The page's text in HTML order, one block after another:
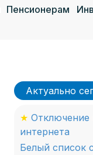
Пенсионерам
Актуально
★ Отключение
интернета
Белый список